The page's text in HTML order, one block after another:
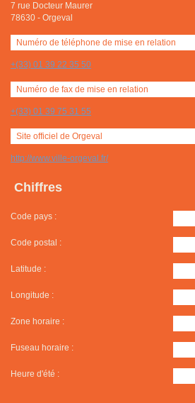
7 rue Docteur Maurer
78630 - Orgeval
Numéro de téléphone de mise en relation
+(33) 01 39 22 35 50
Numéro de fax de mise en relation
+(33) 01 39 75 31 55
Site officiel de Orgeval
http://www.ville-orgeval.fr/
Chiffres
Code pays :
Code postal :
Latitude :
Longitude :
Zone horaire :
Fuseau horaire :
Heure d'été :